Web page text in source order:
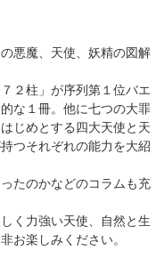
悪魔、天使、妖精の図解
２柱」が序列第１位バエ
な１冊。他に七つの大罪
じめとする四大天使と天
つそれぞれの能力を大紹
たのかなどのコラムも充
く力強い天使、自然と生
お楽しみください。